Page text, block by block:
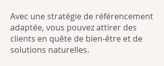
Avec une stratégie de référencement
adaptée, vous pouvez attirer des
clients en quête de bien-être et de
solutions naturelles.